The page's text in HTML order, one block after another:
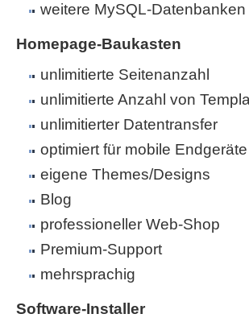
weitere MySQL-
Homepage-Baukasten
unlimitierte Seitenanzahl
unlimitierte Anzahl von
unlimitierter Datentransfer
optimiert für mobile Endgeräte
eigene Themes/Designs
Blog
professioneller Web-Shop
Premium-Support
mehrsprachig
Software-Installer